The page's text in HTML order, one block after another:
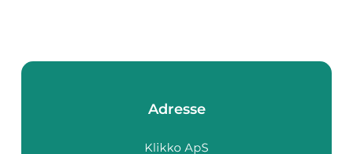
Adresse